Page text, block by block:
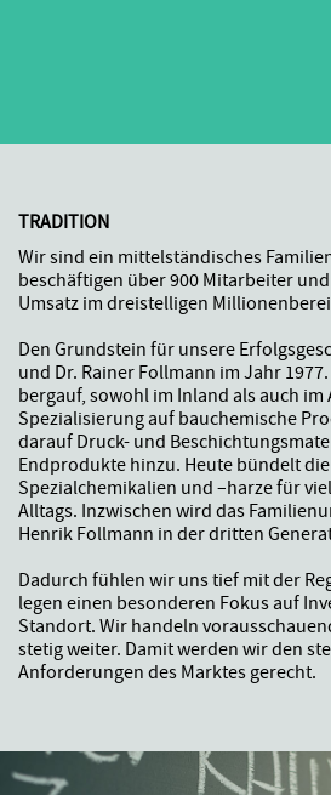
TRADITION
Wir sind ein mittelständisches
beschäftigen über 900 Mitarbeiter
Umsatz im dreistelligen
Den Grundstein für unsere
und Dr. Rainer Follmann im Jahr
bergauf, sowohl im Inland als auch im
Spezialisierung auf bauchemische
darauf Druck- und
Endprodukte hinzu. Heute bündelt
Spezialchemikalien und –harze für
Alltags. Inzwischen wird das
Henrik Follmann in der dritten
Dadurch fühlen wir uns tief mit der
legen einen besonderen Fokus auf
Standort. Wir handeln
stetig weiter. Damit werden wir den
Anforderungen des Marktes gerecht.